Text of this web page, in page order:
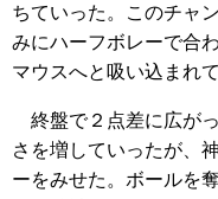
ちていった。このチャ
みにハーフボレーで合
マウスへと吸い込まれて
終盤で２点差に広が
さを増していったが、
ーをみせた。ボールを